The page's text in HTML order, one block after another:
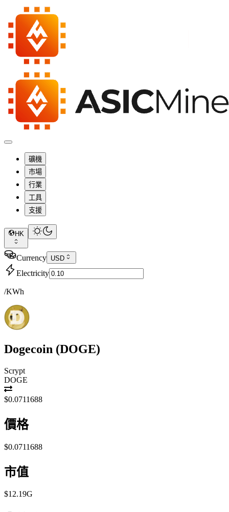
礦機
市場
行業
工具
支援
HK
Currency USD
Electricity
/KWh
Dogecoin (DOGE)
Scrypt
DOGE
$0.0711688
價格
$0.0711688
市值
$12.19G